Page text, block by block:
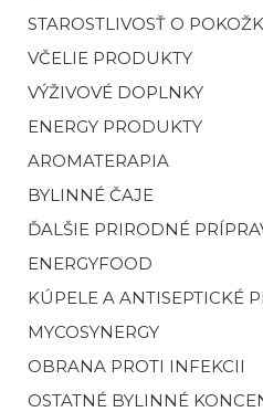
STAROSTLIVOSŤ O
VČELIE PRODUKTY
VÝŽIVOVÉ DOPLNKY
ENERGY PRODUKTY
AROMATERAPIA
BYLINNÉ ČAJE
ĎALŠIE PRIRODNÉ
ENERGYFOOD
KÚPELE A ANTISEPTICKÉ
MYCOSYNERGY
OBRANA PROTI INFEKCII
OSTATNÉ BYLINNÉ